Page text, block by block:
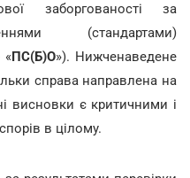
заборгованості за
(стандартами)
«ПС(Б)О»). Нижченаведене
справа направлена на
висновки є критичними і
в цілому.